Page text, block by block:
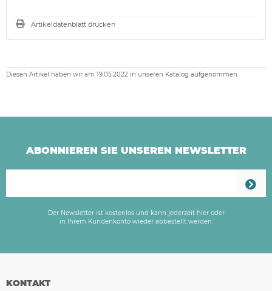
Artikeldatenblatt drucken
Diesen Artikel haben wir am 19.05.2022 in unseren Katalog aufgenommen.
ABONNIEREN SIE UNSEREN NEWSLETTER
Der Newsletter ist kostenlos und kann jederzeit hier oder
in Ihrem Kundenkonto wieder abbestellt werden.
KONTAKT